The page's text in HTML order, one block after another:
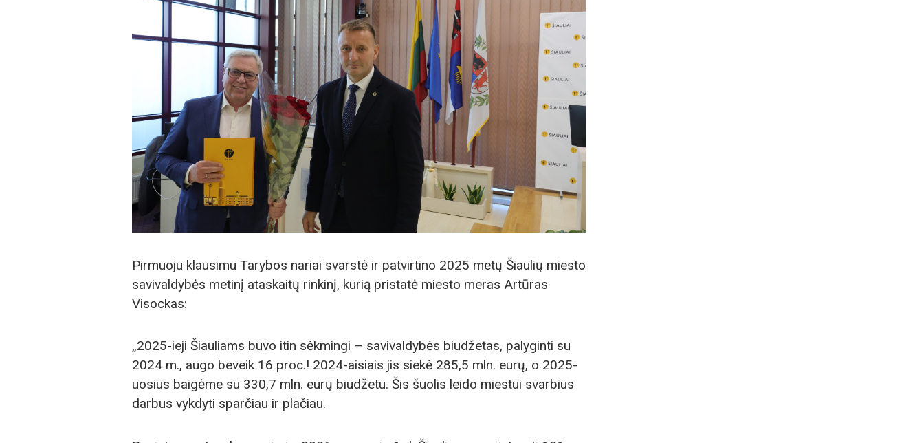
Pirmuoju klausimu Tarybos nariai svarstė ir patvirtino 2025 metų Šiaulių miesto
savivaldybės metinį ataskaitų rinkinį, kurią pristatė miesto meras Artūras
Visockas:
„2025-ieji Šiauliams buvo itin sėkmingi – savivaldybės biudžetas, palyginti su
2024 m., augo beveik 16 proc.! 2024-aisiais jis siekė 285,5 mln. eurų, o 2025-
uosius baigėme su 330,7 mln. eurų biudžetu. Šis šuolis leido miestui svarbius
darbus vykdyti sparčiau ir plačiau.